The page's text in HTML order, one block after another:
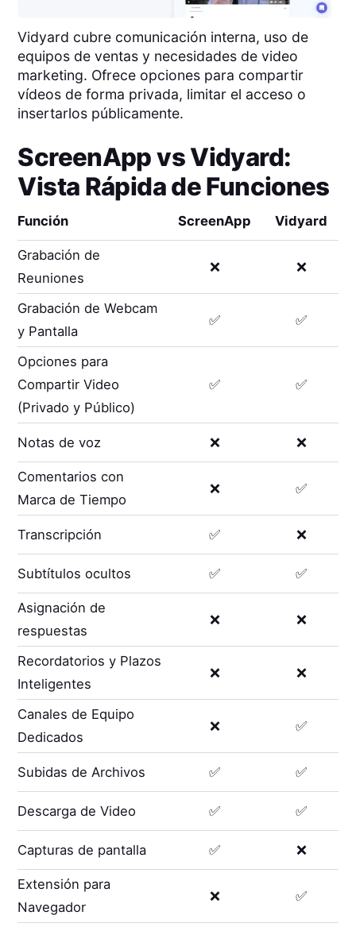
Vidyard cubre comunicación interna, uso de
equipos de ventas y necesidades de video
marketing. Ofrece opciones para compartir
vídeos de forma privada, limitar el acceso o
insertarlos públicamente.
ScreenAppvsVidyard:
Vista Rápida de Funciones
Función ScreenApp Vidyard
Grabación de
Reuniones
❌ ❌
Grabación de Webcam
y Pantalla
✅ ✅
Opciones para
Compartir Video
(Privado y Público)
✅ ✅
Notas de voz ❌ ❌
Comentarios con
Marca de Tiempo
❌ ✅
Transcripción ✅ ❌
Subtítulos ocultos ✅ ✅
Asignación de
respuestas
❌ ❌
Recordatorios y Plazos
Inteligentes
❌ ❌
Canales de Equipo
Dedicados
❌ ✅
Subidas de Archivos ✅ ✅
Descarga de Video ✅ ✅
Capturas de pantalla ✅ ❌
Extensión para
Navegador
❌ ✅